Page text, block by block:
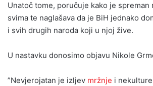
Unatoč tome, poručuje kako je spreman
svima te naglašava da je BiH jednako
i svih drugih naroda koji u njoj žive.
U nastavku donosimo objavu Nikole
”Nevjerojatan je izljev mržnje i